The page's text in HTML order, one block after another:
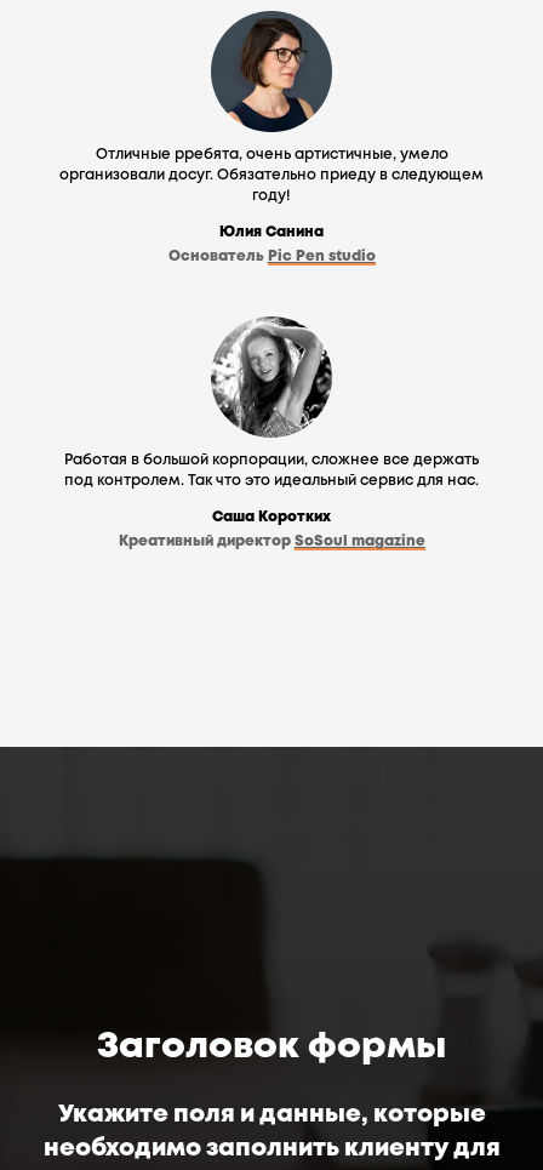
Отличные рребята, очень артистичные, умело
организовали досуг. Обязательно приеду в следующем
году!
Юлия Санина
Основатель Pic Pen studio
Работая в большой корпорации, сложнее все держать
под контролем. Так что это идеальный сервис для нас.
Саша Коротких
Креативный директор SoSoul magazine
Заголовок формы
Укажите поля и данные, которые
необходимо заполнить клиенту для